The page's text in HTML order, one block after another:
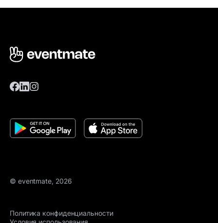
© eventmate, 2026
Политика конфиденциальности